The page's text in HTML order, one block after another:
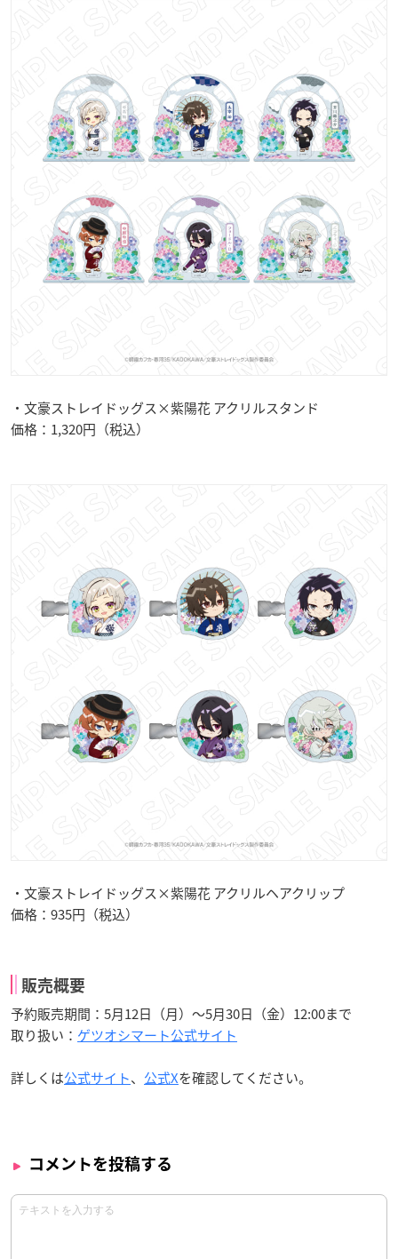
・文豪ストレイドッグス×紫陽花 アクリルスタンド
価格：1,320円（税込）
・文豪ストレイドッグス×紫陽花 アクリルヘアクリップ
価格：935円（税込）
販売概要
予約販売期間：5月12日（月）〜5月30日（金）12:00まで
取り扱い： ゲツオシマート公式サイト
詳しくは公式サイト、 公式Xを確認してください。
コメントを投稿する